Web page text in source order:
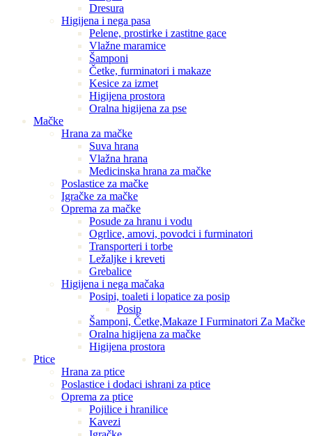
Dresura
Higijena i nega pasa
Pelene, prostirke i zastitne gace
Vlažne maramice
Šamponi
Četke, furminatori i makaze
Kesice za izmet
Higijena prostora
Oralna higijena za pse
Mačke
Hrana za mačke
Suva hrana
Vlažna hrana
Medicinska hrana za mačke
Poslastice za mačke
Igračke za mačke
Oprema za mačke
Posude za hranu i vodu
Ogrlice, amovi, povodci i furminatori
Transporteri i torbe
Ležaljke i kreveti
Grebalice
Higijena i nega mačaka
Posipi, toaleti i lopatice za posip
Posip
Šamponi, Četke,Makaze I Furminatori Za Mačke
Oralna higijena za mačke
Higijena prostora
Ptice
Hrana za ptice
Poslastice i dodaci ishrani za ptice
Oprema za ptice
Pojilice i hranilice
Kavezi